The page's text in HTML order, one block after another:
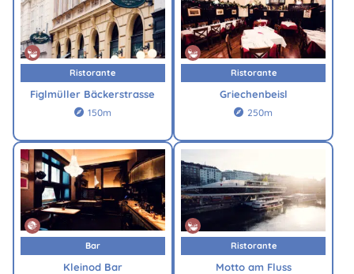
Ristorante
Figlmüller Bäckerstrasse
 150m
Ristorante
Griechenbeisl
 250m
Bar
Kleinod Bar
Ristorante
Motto am Fluss